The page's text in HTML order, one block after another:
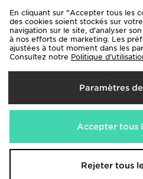
20,00€ - 37%
En cliquant sur "Accepter tous les
des cookies soient stockés sur
navigation sur le site, d'analyser
à nos efforts de marketing. Les
ajustées à tout moment dans les
Consultez notre Politique
Paramètres
Accepter tous
Rejeter tous